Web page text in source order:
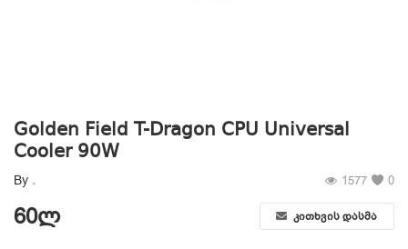
ტელ:599 22 16 11; 555 31 44 34
Შესვლა
დარეგისტრირება
Golden Field T-Dragon CPU Universal
Cooler 90W
By . 0
1577
60ლ კითხვის დასმა